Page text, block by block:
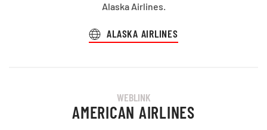
Alaska Airlines.
ALASKA AIRLINES
WEBLINK
AMERICAN AIRLINES